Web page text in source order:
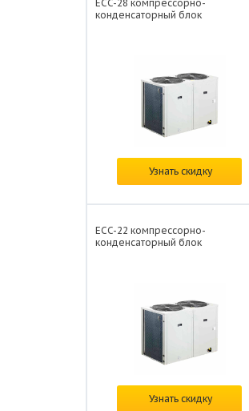
ECC-28 компрессорно-
конденсаторный блок
378 932 ₽/
Узнать скидку
ECC-22 компрессорно-
конденсаторный блок
374 959 ₽/
Узнать скидку